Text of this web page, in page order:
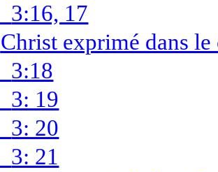
3:16, 17
Christ exprimé dans
3:18
3: 19
3: 20
3: 21